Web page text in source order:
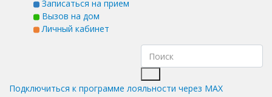
Записаться на прием
Вызов на дом
Личный кабинет
Подключиться к программе лояльности через MAX